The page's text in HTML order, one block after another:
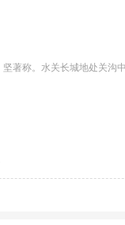
著称。水关长城地处关